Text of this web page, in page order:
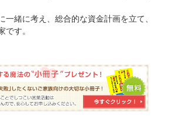
一緒に考え、総合的な資金計画を立て、
です。